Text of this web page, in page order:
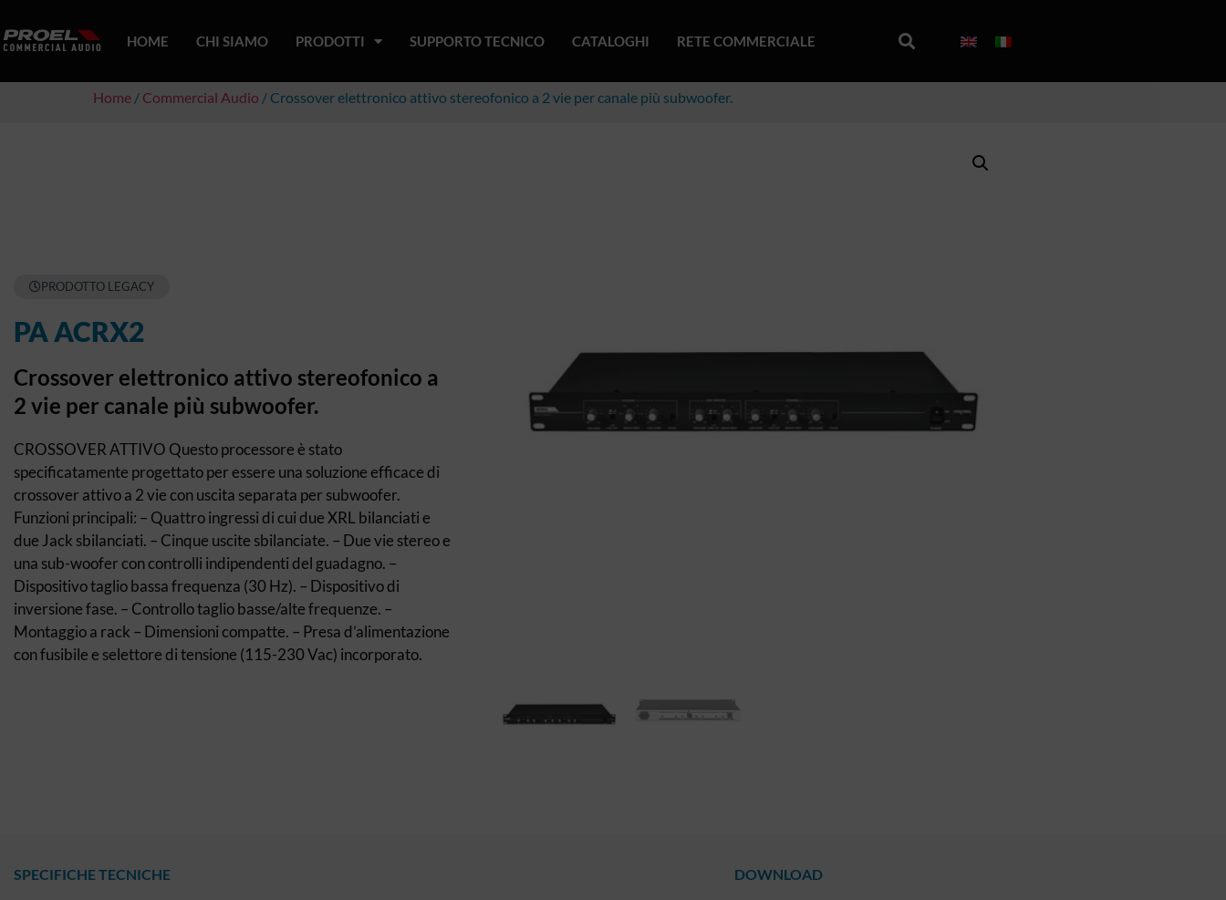
HOME CHI SIAMO PRODOTTI SUPPORTO TECNICO CATALOGHI RETE COMMERCIALE
Home / Commercial Audio / Crossover elettronico attivo stereofonico a 2 vie per canale più subwoofer.
PRODOTTO LEGACY
PA ACRX2
Crossover elettronico attivo stereofonico a
2 vie per canale più subwoofer.
CROSSOVER ATTIVO Questo processore è stato
specificatamente progettato per essere una soluzione efficace di
crossover attivo a 2 vie con uscita separata per subwoofer.
Funzioni principali: – Quattro ingressi di cui due XRL bilanciati e
due Jack sbilanciati. – Cinque uscite sbilanciate. – Due vie stereo e
una sub-woofer con controlli indipendenti del guadagno. –
Dispositivo taglio bassa frequenza (30 Hz). – Dispositivo di
inversione fase. – Controllo taglio basse/alte frequenze. –
Montaggio a rack – Dimensioni compatte. – Presa d’alimentazione
con fusibile e selettore di tensione (115-230 Vac) incorporato.
SPECIFICHE TECNICHE DOWNLOAD